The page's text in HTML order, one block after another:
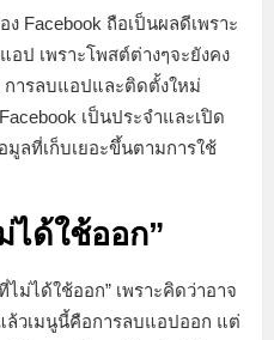
Facebook ถือเป็นผลดีเพราะ
ป เพราะโพสต์ต่างๆจะยังคง
การลบแอปและติดตั้งใหม่
เป็นประจำและเปิด
ลที่เก็บเยอะขึ้นตามการใช้
ได้ใช้ออก”
ม่ได้ใช้ออก” เพราะคิดว่าอาจ
ล้วเมนูนี้คือการลบแอปออก แต่